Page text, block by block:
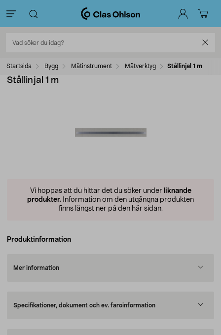
Startsida Bygg Mätinstrument Mätverktyg Stållinjal 1 m
Stållinjal 1 m
Vi hoppas att du hittar det du söker under liknande
produkter. Information om den utgångna produkten
finns längst ner på den här sidan.
Produktinformation
Mer information
Specifikationer, dokument och ev. faroinformation